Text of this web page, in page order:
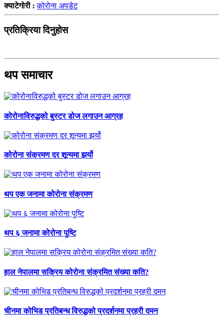
क्याटेगोरी :कोरोना अपडेट
प्रतिक्रिया दिनुहोस
थप समाचार
कोरोनाविरुद्धको बुस्टर डोज लगाउन आग्रह
कोरोना संक्रमण दर शून्यमा झर्यो
थप एक जनामा कोरोना संक्रमण
थप ६ जनामा कोरोना पुष्टि
हाल नेपालमा सक्रिय कोरोना संक्रमित संख्या कति?
चीनमा कोभिड प्रतिबन्ध विरुद्धको प्रदर्शनमा प्रहरी दमन